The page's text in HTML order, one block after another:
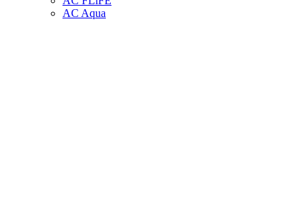
AC Aqua